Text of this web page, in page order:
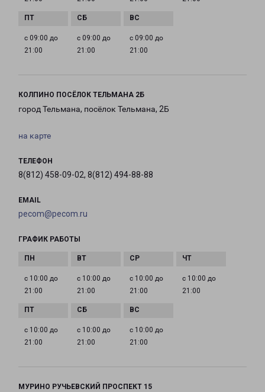
с 09:00 до
21:00
с 09:00 до
21:00
с 09:00 до
21:00
КОЛПИНО ПОСЁЛОК ТЕЛЬМАНА 2Б
город Тельмана, посёлок Тельмана, 2Б
на карте
ТЕЛЕФОН
8(812) 458-09-02, 8(812) 494-88-88
EMAIL
pecom@pecom.ru
ГРАФИК РАБОТЫ
с 10:00 до
21:00
с 10:00 до
21:00
с 10:00 до
21:00
с 10:00 до
21:00
с 10:00 до
21:00
с 10:00 до
21:00
с 10:00 до
21:00
МУРИНО РУЧЬЕВСКИЙ ПРОСПЕКТ 15